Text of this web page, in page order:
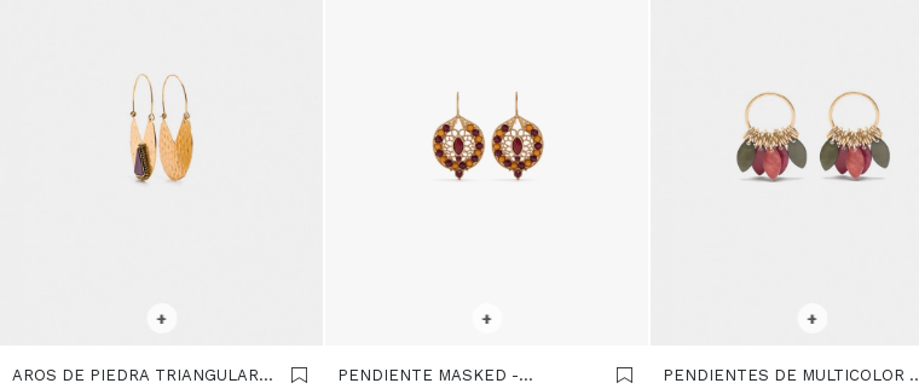
+
AROS DE PIEDRA TRIANGULAR -
+
PENDIENTE MASKED -
+
PENDIENTES DE MULTICOLOR -